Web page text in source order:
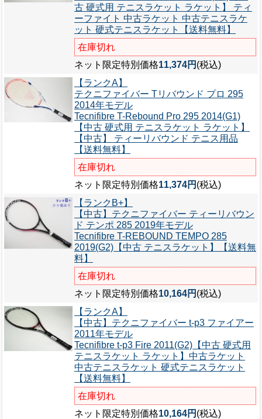
古 硬式用 テニスラケット ラケット】 ティ
ーファイト 中古ラケット 中古テニスラケ
ット 硬式テニスラケット【送料無料】
在庫切れ
ネット限定特別価格11,374円 (税込)
【ランクA】
テクニファイバー Tリバウンド プロ 295
2014年モデル
Tecnifibre T-Rebound Pro 295 2014(G1)
【中古 硬式用 テニスラケット ラケット】
【中古】 ティーリバウンド テニス用品
【送料無料】
在庫切れ
ネット限定特別価格11,374円 (税込)
【ランクB+】
【中古】テクニファイバー ティーリバウン
ド テンポ 285 2019年モデル
Tecnifibre T-REBOUND TEMPO 285
2019(G2)【中古 テニスラケット】【送料無
料】
在庫切れ
ネット限定特別価格10,164円 (税込)
【ランクA】
【中古】テクニファイバー t-p3 ファイアー
2011年モデル
Tecnifibre t-p3 Fire 2011(G2)【中古 硬式用
テニスラケット ラケット】中古ラケット
中古テニスラケット 硬式テニスラケット
【送料無料】
在庫切れ
ネット限定特別価格10,164円 (税込)